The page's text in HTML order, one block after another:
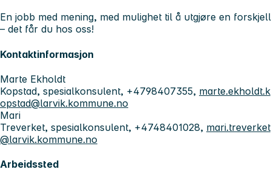
En jobb med mening, med mulighet til å utgjøre en forskjell
– det får du hos oss!
Kontaktinformasjon
Marte Ekholdt
Kopstad, spesialkonsulent, +4798407355, marte.ekholdt.k
opstad@larvik.kommune.no
Mari
Treverket, spesialkonsulent, +4748401028, mari.treverket
@larvik.kommune.no
Arbeidssted